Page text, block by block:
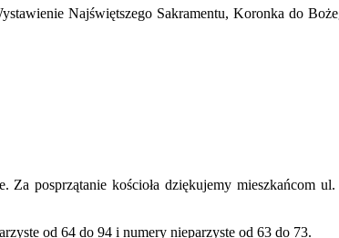
Najświętszego Sakramentu, Koronka do
posprzątanie kościoła dziękujemy mieszkańcom
od 64 do 94 i numery nieparzyste od 63 do 73.